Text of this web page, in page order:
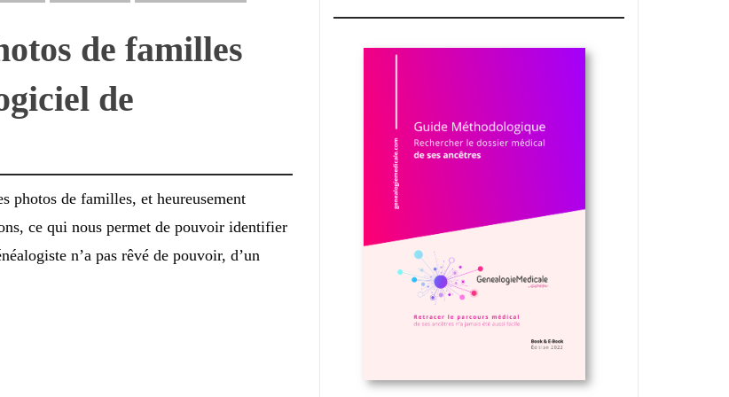
de familles
de
photos de familles, et heureusement
ce qui nous permet de pouvoir identifier
n’a pas rêvé de pouvoir, d’un